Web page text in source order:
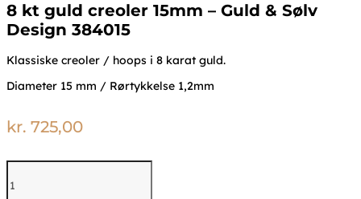
8 kt guld creoler 15mm – Guld & Sølv
Design 384015
Klassiske creoler / hoops i 8 karat guld.
Diameter 15 mm / Rørtykkelse 1,2mm
kr. 725,00
kt